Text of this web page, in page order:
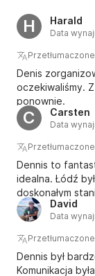
H Harald
Data
Denis
oczekiwaliśmy.
ponownie.
C Carsten
Data
Dennis to
idealna. Łódź
doskonałym
opisem.
ze wszystkich
okolicy,
osób. Dennis
David
Data
Dennis był
Komunikacja